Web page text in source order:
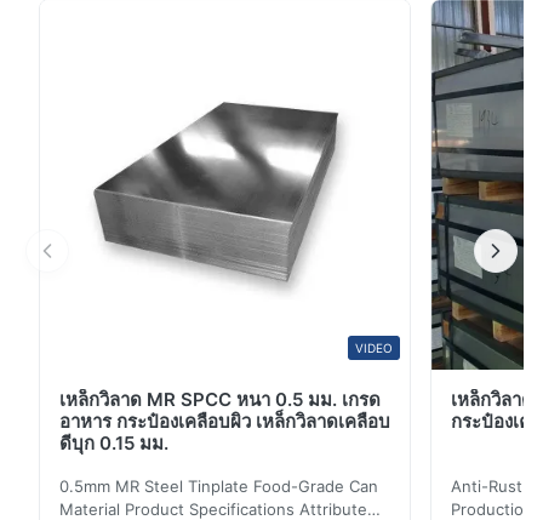
เหลืองกระดาษที่นําไปใช้ด้วยการท่วมในโลหะหลอมหรือโดย
การฝากอิเล็กทรอลิท; เกือบทั้งหมดของทองเหลืองกระดาษ
กระดาษกระดาษตอนนี้ถูกผลิตโดยกระบวนการสุดท้าย.ทอง
VIDEO
เหล็กวิลาด MR SPCC หนา 0.5 มม. เกรด
อาหาร กระป๋องเคลือบผิว เหล็กวิลาดเคลือบ
ดีบุก 0.15 มม.
0.5mm MR Steel Tinplate Food-Grade Can
Material Product Specifications Attribute
เหล็กวิลาด
กระป๋องเค
Anti-Rust
Production